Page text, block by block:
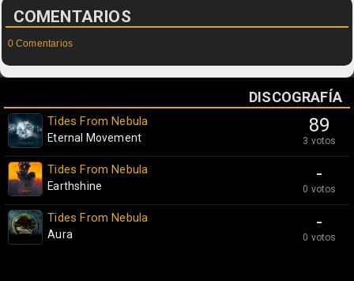
COMENTARIOS
0 Comentarios
DISCOGRAFÍA
89
3 votos
Tides From Nebula
Eternal Movement
-
0 votos
Tides From Nebula
Earthshine
-
0 votos
Tides From Nebula
Aura